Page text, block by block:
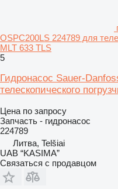
OSPC200LS 224789 для
MLT 633 TLS
5
Гидронасос Sauer-
телескопического
Цена по запросу
Запчасть - гидронасос
224789
Литва, Telšiai
UAB “KASIMA”
Связаться с продавцом